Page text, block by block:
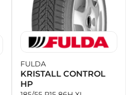
FULDA
KRISTALL CONTROL
HP